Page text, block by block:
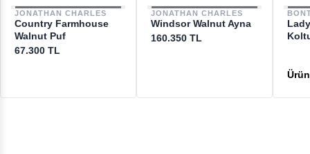
JONATHAN CHARLES
Country Farmhouse
Walnut Puf
67.300 TL
JONATHAN CHARLES
Windsor Walnut Ayna
160.350 TL